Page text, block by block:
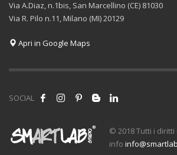
Via A.Diaz, n.1bis, San Marcellino (CE) 81030
Via R. Pilo n.11, Milano (MI) 20129
Apri in Google Maps
SOCIAL
© 2018 Tutti i
info